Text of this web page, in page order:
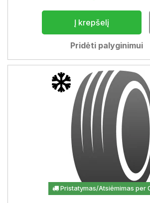
Į krepšelį
Pridėti palyginimui
Pristatymas/Atsiėmimas per